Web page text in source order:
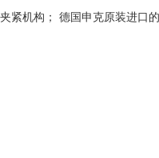
紧机构； 德国申克原装进口